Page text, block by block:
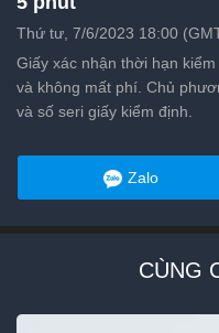
Thứ tư, 7/6/2023 18:00
Giấy xác nhận thời hạn
và không mất phí. Chủ
và số seri giấy kiểm định.
Zalo